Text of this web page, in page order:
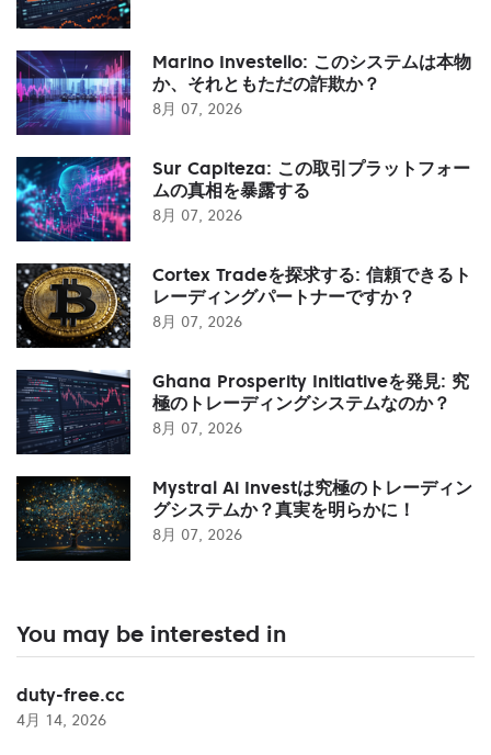
Marino Investello: このシステムは本物
か、それともただの詐欺か？
8月 07, 2026
Sur Capiteza: この取引プラットフォー
ムの真相を暴露する
8月 07, 2026
Cortex Tradeを探求する: 信頼できるト
レーディングパートナーですか？
8月 07, 2026
Ghana Prosperity Initiativeを発見: 究
極のトレーディングシステムなのか？
8月 07, 2026
Mystral Ai Investは究極のトレーディン
グシステムか？真実を明らかに！
8月 07, 2026
You may be interested in
duty-free.cc
4月 14, 2026